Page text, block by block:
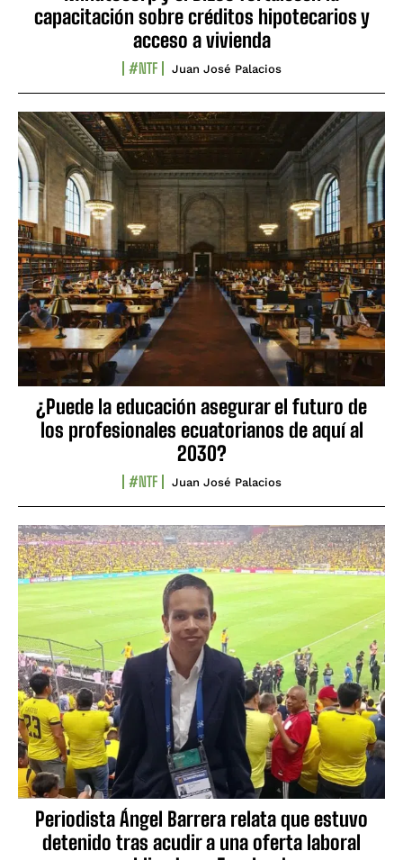
capacitación sobre créditos hipotecarios y
acceso a vivienda
#NTF Juan José Palacios
¿Puede la educación asegurar el futuro de
los profesionales ecuatorianos de aquí al
2030?
#NTF Juan José Palacios
Periodista Ángel Barrera relata que estuvo
detenido tras acudir a una oferta laboral